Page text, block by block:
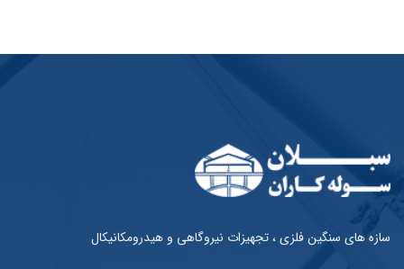
سازه های سنگین فلزی ، تجهیزات نیروگاهی و هیدرومکانیکال